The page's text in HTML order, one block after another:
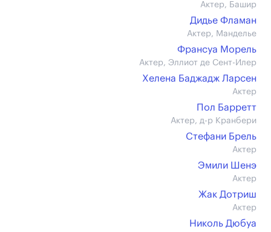
Актер, Башир
Дидье Фламан
Актер, Манделье
Франсуа Морель
Актер, Эллиот де Сент-Илер
Хелена Баджадж Ларсен
Актер
Пол Барретт
Актер, д-р Кранбери
Стефани Брель
Актер
Эмили Шенэ
Актер
Жак Дотриш
Актер
Николь Дюбуа